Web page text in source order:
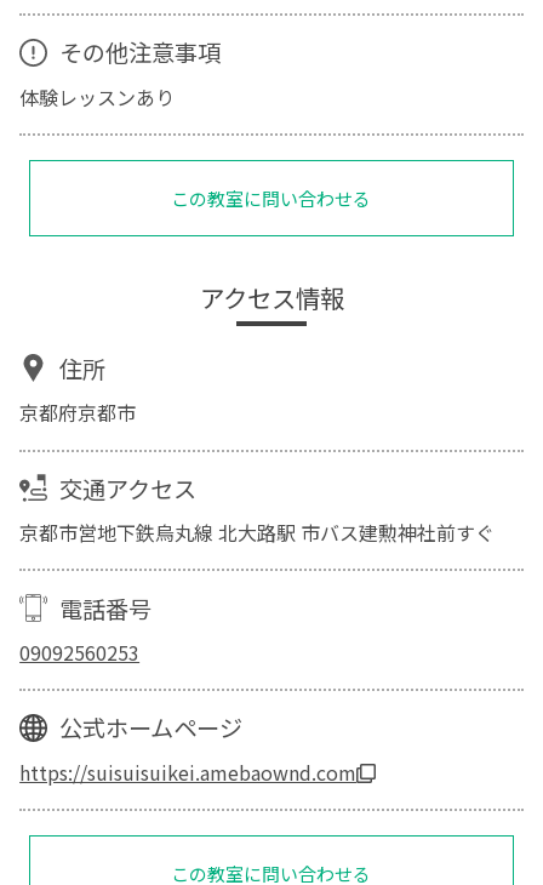
その他注意事項
体験レッスンあり
この教室に問い合わせる
アクセス情報
住所
京都府京都市
交通アクセス
京都市営地下鉄烏丸線 北大路駅 市バス建勲神社前すぐ
電話番号
09092560253
公式ホームページ
https://suisuisuikei.amebaownd.com
この教室に問い合わせる